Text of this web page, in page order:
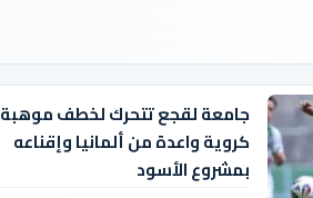
جامعة لقجع تتحرك لخطف موهبة
كروية واعدة من ألمانيا وإقناعه
بمشروع الأسود